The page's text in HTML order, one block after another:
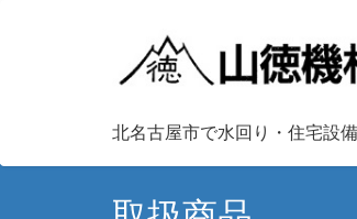
北名古屋市で水回り・住宅設